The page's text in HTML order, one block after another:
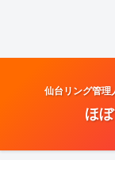
仙台リング管理
ほ